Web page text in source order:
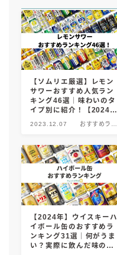
【ソムリエ厳選】レモン
サワーおすすめ人気ラン
キング46選｜味わいのタ
イプ別に紹介！【2024年
2023.12.07
おすすめラン
【2024年】ウイスキーハ
イボール缶のおすすめラ
ンキング31選｜何がうま
い？実際に飲んだ味の感